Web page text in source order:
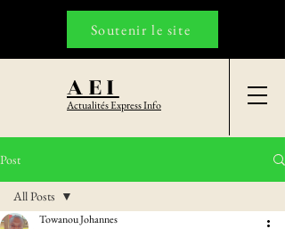
AEI
Actualités Express Info
Soutenir le site
Post
All Posts
Towanou Johannes